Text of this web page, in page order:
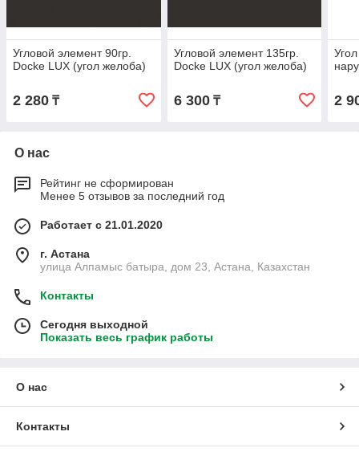
Угловой элемент 90гр.
Docke LUX (угол желоба)
2 280 ₸
Угловой элемент 135гр.
Docke LUX (угол желоба)
6 300₸ 2
О нас
Рейтинг не сформирован
Менее 5 отзывов за последний год
Работает с 21.01.2020
г. Астана
улица Алпамыс батыра, дом 23, Астана, Казахстан
Контакты
Сегодня выходной
Показать весь график работы
О нас
Контакты